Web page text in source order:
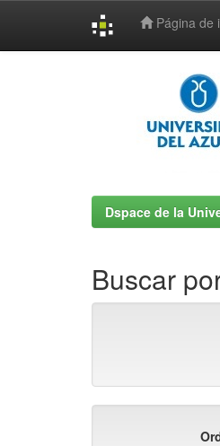
Página de
Dspace de la
Buscar